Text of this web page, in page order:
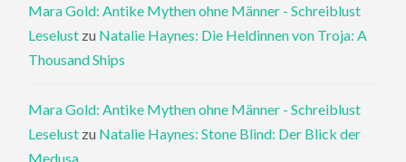
Mara Gold: Antike Mythen ohne Männer - Schreiblust
Leselust zu Natalie Haynes: Die Heldinnen von Troja: A
Thousand Ships
Mara Gold: Antike Mythen ohne Männer - Schreiblust
Leselust zu Natalie Haynes: Stone Blind: Der Blick der
Medusa